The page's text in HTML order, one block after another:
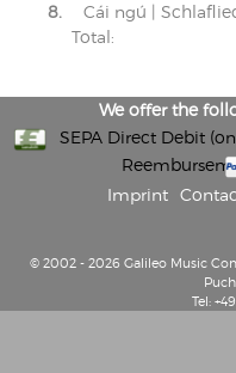
8.
Cái ngú |
Total:
We offer the
SEPA Direct Debit
Imprint
© 2002 - 2026 Galileo Music
Tel: